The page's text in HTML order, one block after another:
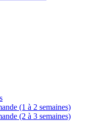
(1 à 2 semaines)
(2 à 3 semaines)